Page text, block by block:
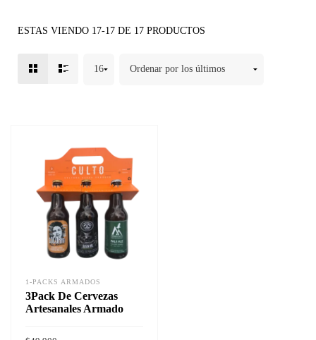
ESTAS VIENDO 17-17 DE 17 PRODUCTOS
1-PACKS ARMADOS
3Pack De Cervezas
Artesanales Armado